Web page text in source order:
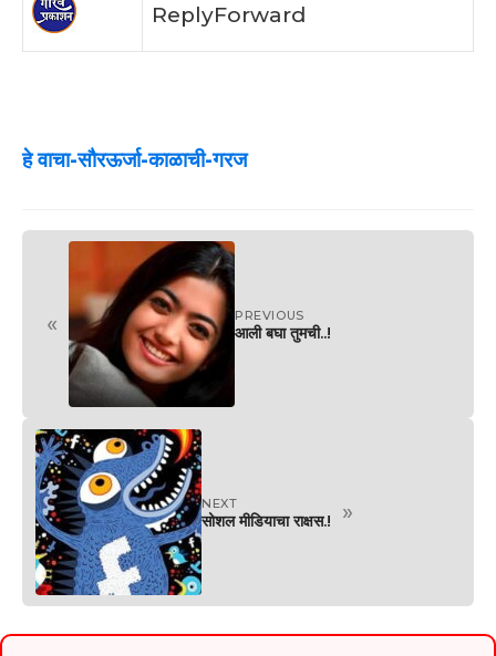
ReplyForward
हे वाचा-सौरऊर्जा-काळाची-गरज
« PREVIOUS
आली बघा तुमची..!
NEXT
सोशल मीडियाचा राक्षस.! »